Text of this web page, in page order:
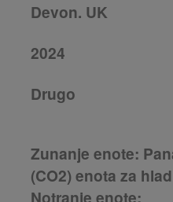
Devon. UK
2024
Drugo
Zunanje enote:
(CO2) enota za
Notranje enote: